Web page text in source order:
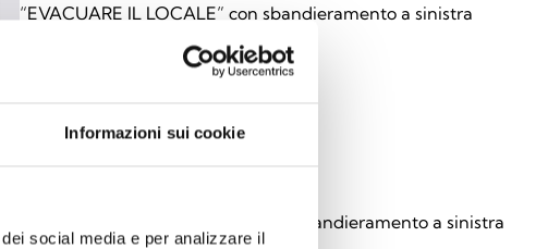
Informazioni sui cookie
social media e per analizzare il
“EVACUARE IL LOCALE” con sbandieramento a sinistra
“SPEGNIMENTO IN CORSO” con sbandieramento a sinistra